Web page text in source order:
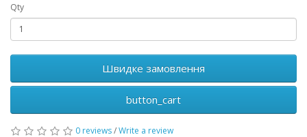
Qty
Швидке замовлення
button_cart
0 reviews/Write a review